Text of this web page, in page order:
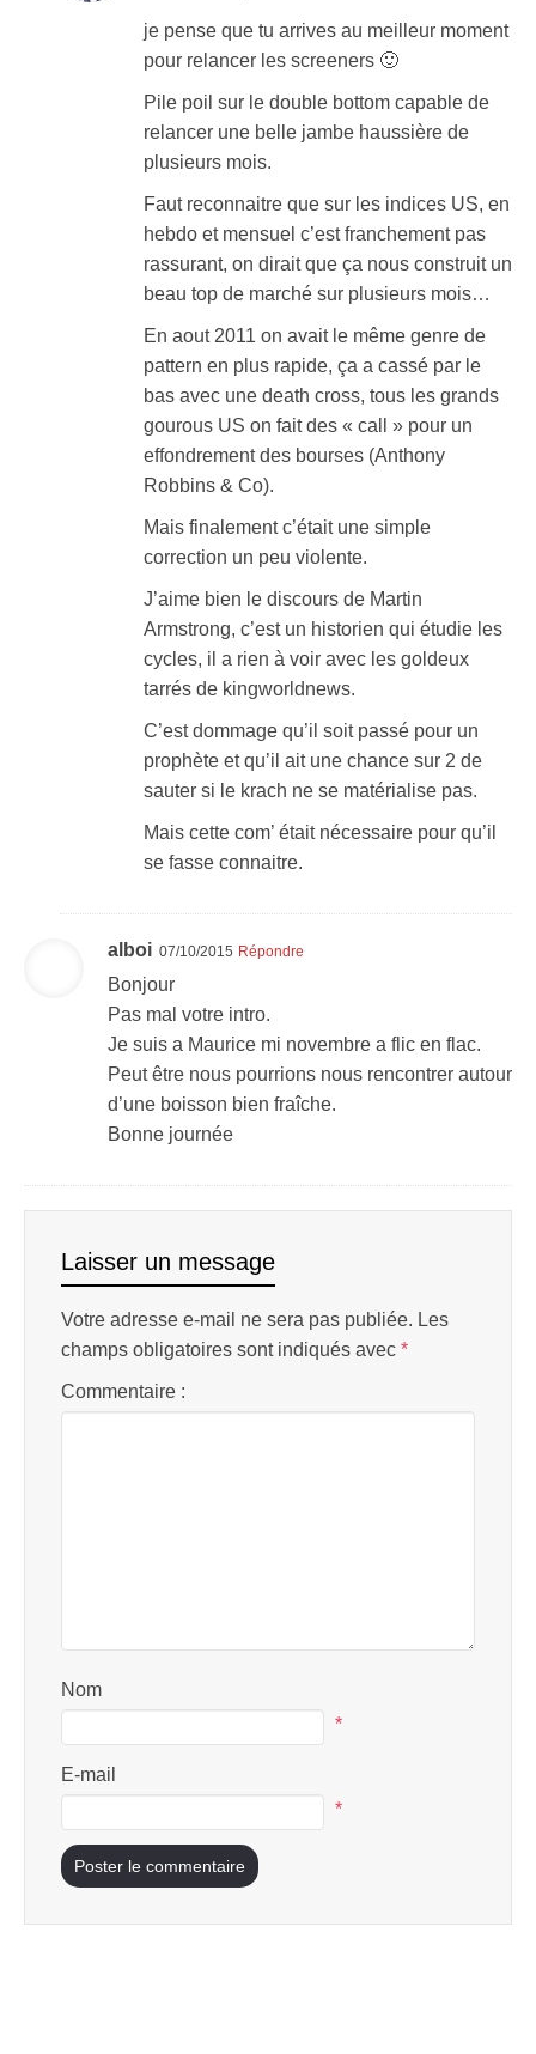
je pense que tu arrives au meilleur moment
pour relancer les screeners 🙂
Pile poil sur le double bottom capable de
relancer une belle jambe haussière de
plusieurs mois.
Faut reconnaitre que sur les indices US, en
hebdo et mensuel c’est franchement pas
rassurant, on dirait que ça nous construit un
beau top de marché sur plusieurs mois…
En aout 2011 on avait le même genre de
pattern en plus rapide, ça a cassé par le
bas avec une death cross, tous les grands
gourous US on fait des « call » pour un
effondrement des bourses (Anthony
Robbins & Co).
Mais finalement c’était une simple
correction un peu violente.
J’aime bien le discours de Martin
Armstrong, c’est un historien qui étudie les
cycles, il a rien à voir avec les goldeux
tarrés de kingworldnews.
C’est dommage qu’il soit passé pour un
prophète et qu’il ait une chance sur 2 de
sauter si le krach ne se matérialise pas.
Mais cette com’ était nécessaire pour qu’il
se fasse connaitre.
alboi 07/10/2015 Répondre
Bonjour
Pas mal votre intro.
Je suis a Maurice mi novembre a flic en flac.
Peut être nous pourrions nous rencontrer autour
d’une boisson bien fraîche.
Bonne journée
Laisser un message
Votre adresse e-mail ne sera pas publiée. Les
champs obligatoires sont indiqués avec *
Commentaire :
Nom
*
E-mail
*